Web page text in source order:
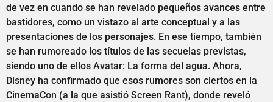
de vez en cuando se han revelado pequeños avances entre
bastidores, como un vistazo al arte conceptual y a las
presentaciones de los personajes. En ese tiempo, también
se han rumoreado los títulos de las secuelas previstas,
siendo uno de ellos Avatar: La forma del agua. Ahora,
Disney ha confirmado que esos rumores son ciertos en la
CinemaCon (a la que asistió Screen Rant), donde reveló